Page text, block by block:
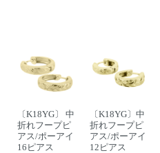
〔K18YG〕 中
折れフープピ
アス/ポーアイ
16ピアス
〔K18YG〕中
折れフープピ
アス/ポーアイ
12ピアス